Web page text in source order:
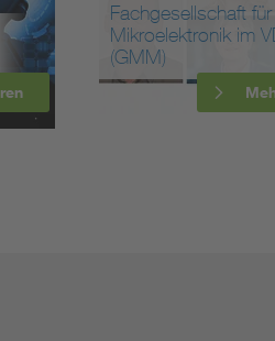
Fachgesellschaft für
Mikroelektronik im
(GMM)